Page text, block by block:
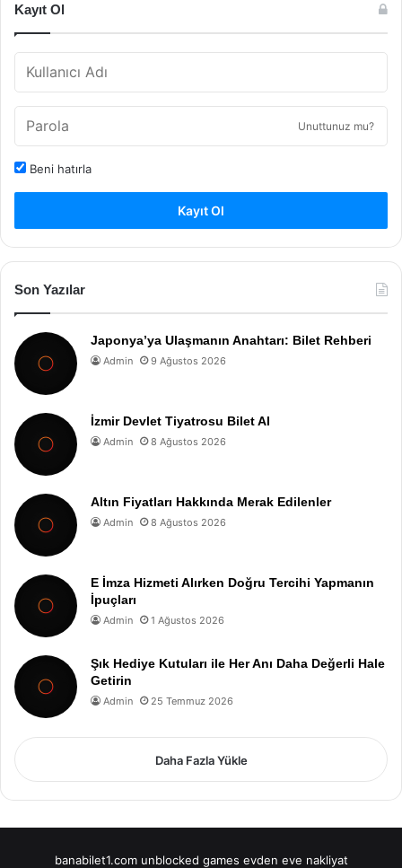
Kayıt Ol
Unuttunuz mu?
Beni hatırla
Kayıt Ol
Son Yazılar
Japonya’ya Ulaşmanın Anahtarı: Bilet Rehberi
Admin 9 Ağustos 2026
İzmir Devlet Tiyatrosu Bilet Al
Admin 8 Ağustos 2026
Altın Fiyatları Hakkında Merak Edilenler
Admin 8 Ağustos 2026
E İmza Hizmeti Alırken Doğru Tercihi Yapmanın
İpuçları
Admin 1 Ağustos 2026
Şık Hediye Kutuları ile Her Anı Daha Değerli Hale
Getirin
Admin 25 Temmuz 2026
Daha Fazla Yükle
banabilet1.com unblocked games evden eve nakliyat